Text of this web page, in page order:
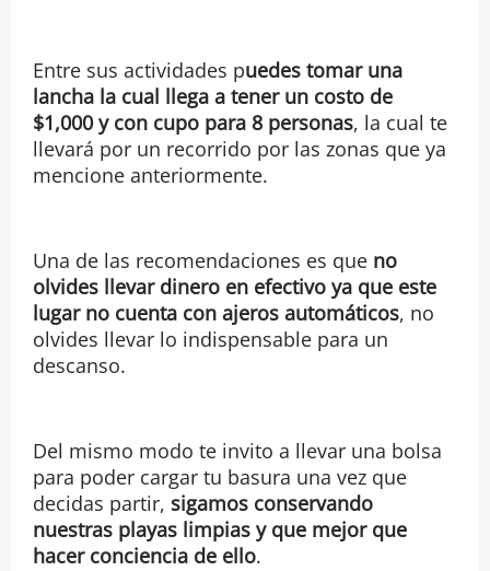
Entre sus actividades puedes tomar una
lancha la cual llega a tener un costo de
$1,000 y con cupo para 8 personas, la cual te
llevará por un recorrido por las zonas que ya
mencione anteriormente.
Una de las recomendaciones es que no
olvides llevar dinero en efectivo ya que este
lugar no cuenta con ajeros automáticos, no
olvides llevar lo indispensable para un
descanso.
Del mismo modo te invito a llevar una bolsa
para poder cargar tu basura una vez que
decidas partir, sigamos conservando
nuestras playas limpias y que mejor que
hacer conciencia de ello.